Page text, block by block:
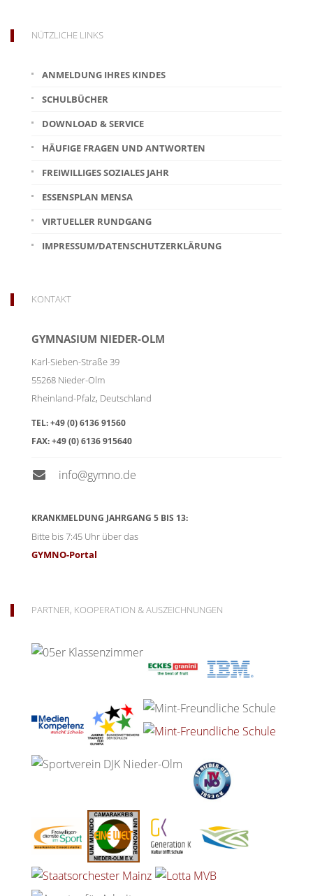
NÜTZLICHE LINKS
ANMELDUNG IHRES KINDES
SCHULBÜCHER
DOWNLOAD & SERVICE
HÄUFIGE FRAGEN UND ANTWORTEN
FREIWILLIGES SOZIALES JAHR
ESSENSPLAN MENSA
VIRTUELLER RUNDGANG
IMPRESSUM/DATENSCHUTZERKLÄRUNG
KONTAKT
GYMNASIUM NIEDER-OLM
Karl-Sieben-Straße 39
55268 Nieder-Olm
Rheinland-Pfalz, Deutschland
TEL:+49 (0) 6136 91560
FAX:+49 (0) 6136 915640
info@gymno.de
KRANKMELDUNG JAHRGANG 5 BIS 13:
Bitte bis 7:45 Uhr über das
GYMNO-Portal
PARTNER, KOOPERATION & AUSZEICHNUNGEN